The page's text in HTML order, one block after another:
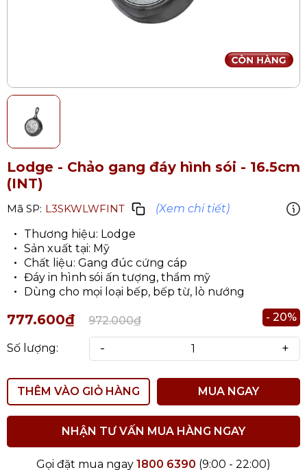
Lodge - Chảo gang đáy hình sói - 16.5cm
(INT)
Mã SP: L3SKWLWFINT
(Xem chi tiết)
Thương hiệu: Lodge
Sản xuất tại: Mỹ
Chất liệu: Gang đúc cứng cáp
Đáy in hình sói ấn tượng, thẩm mỹ
Dùng cho mọi loại bếp, bếp từ, lò nướng
777.600₫ 972.000₫ - 20%
Số lượng: - +
THÊM VÀO GIỎ HÀNG MUA NGAY
NHẬN TƯ VẤN MUA HÀNG NGAY
Gọi đặt mua ngay 1800 6390 (9:00 - 22:00)